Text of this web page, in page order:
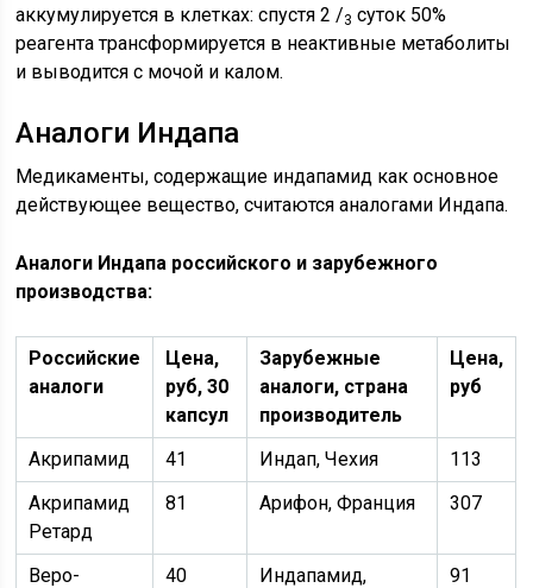
аккумулируется в клетках: спустя 2 /3 суток 50%
реагента трансформируется в неактивные метаболиты
и выводится с мочой и калом.
Аналоги Индапа
Медикаменты, содержащие индапамид как основное
действующее вещество, считаются аналогами Индапа.
Аналоги Индапа российского и зарубежного
производства:
Российские
аналоги
Цена,
руб, 30
капсул
Зарубежные
аналоги, страна
производитель
Цена,
руб
Акрипамид 41 Индап, Чехия
113
Акрипамид
Ретард
81 Арифон, Франция 307
Веро-
40
Индапамид,
91